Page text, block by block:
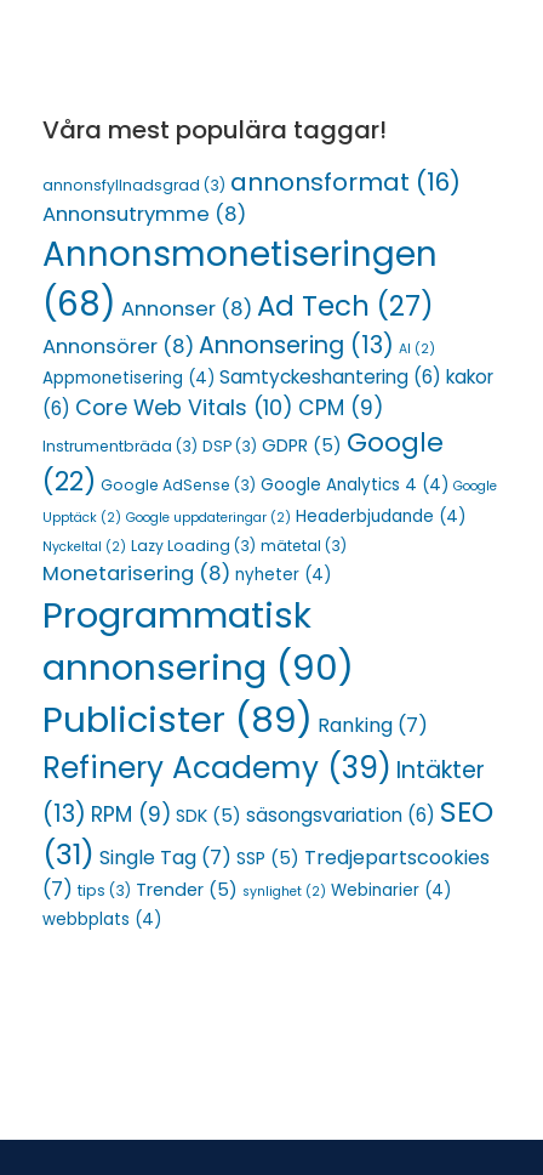
Våra mest populära taggar!
annonsfyllnadsgrad (3) annonsformat (16)
Annonsutrymme (8)
Annonsmonetiseringen
(68) Annonser (8) Ad Tech (27)
Annonsörer (8) Annonsering (13) AI (2)
Appmonetisering (4) Samtyckeshantering (6) kakor
(6) Core Web Vitals (10) CPM (9)
Instrumentbräda (3) DSP(3) GDPR (5) Google
(22) Google AdSense (3) Google Analytics 4 (4) Google
Upptäck (2) Google uppdateringar (2) Headerbjudande (4)
Nyckeltal (2) Lazy Loading (3) mätetal (3)
Monetarisering (8) nyheter (4)
Programmatisk
annonsering (90)
Publicister (89) Ranking (7)
Refinery Academy (39) Intäkter
(13) RPM (9) SDK (5) säsongsvariation (6) SEO
(31) Single Tag (7) SSP (5) Tredjepartscookies
(7) tips (3) Trender (5) synlighet (2) Webinarier (4)
webbplats (4)